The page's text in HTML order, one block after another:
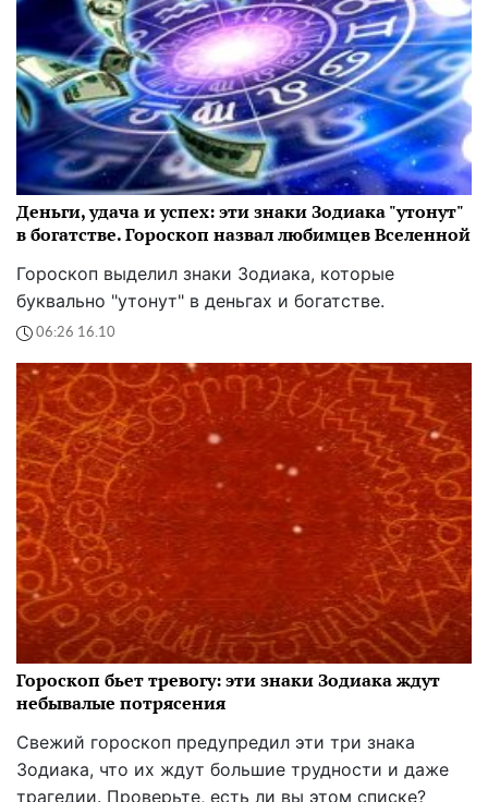
Деньги, удача и успех: эти знаки Зодиака "утонут"
в богатстве. Гороскоп назвал любимцев Вселенной
Гороскоп выделил знаки Зодиака, которые
буквально "утонут" в деньгах и богатстве.
06:26 16.10
Гороскоп бьет тревогу: эти знаки Зодиака ждут
небывалые потрясения
Свежий гороскоп предупредил эти три знака
Зодиака, что их ждут большие трудности и даже
трагедии. Проверьте, есть ли вы этом списке?